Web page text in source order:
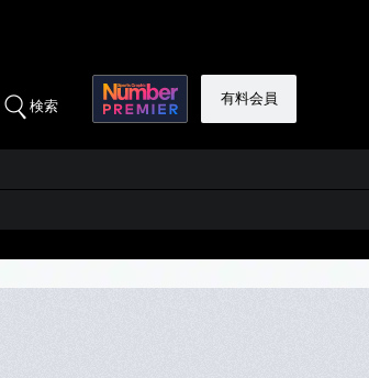
検索 有料会員